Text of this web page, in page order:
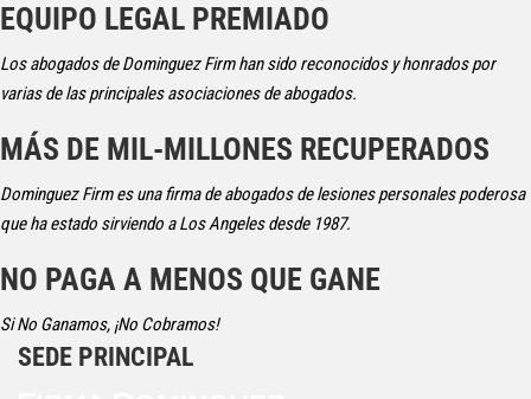
EQUIPO LEGAL PREMIADO
Los abogados de Dominguez Firm han sido reconocidos y honrados por
varias de las principales asociaciones de abogados.
MÁS DE MIL-MILLONES RECUPERADOS
Dominguez Firm es una firma de abogados de lesiones personales poderosa
que ha estado sirviendo a Los Angeles desde 1987.
NO PAGA A MENOS QUE GANE
Si No Ganamos, ¡No Cobramos!
SEDE PRINCIPAL